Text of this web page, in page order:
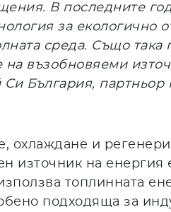
В последните
за екологично
среда. Също така
възобновяеми
България, партньор
охлаждане и
източник на
топлинната
подходяща за